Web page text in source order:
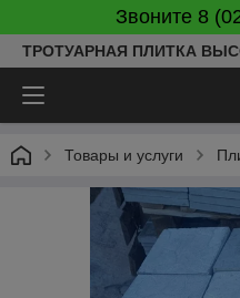
Звоните 8
ТРОТУАРНАЯ ПЛИТКА
Товары и услуги